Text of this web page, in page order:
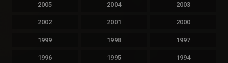
2005 2004 2003
2002 2001 2000
1999 1998 1997
1996 1995 1994